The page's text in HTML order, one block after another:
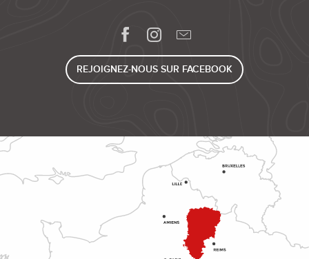
REJOIGNEZ-NOUS SUR FACEBOOK